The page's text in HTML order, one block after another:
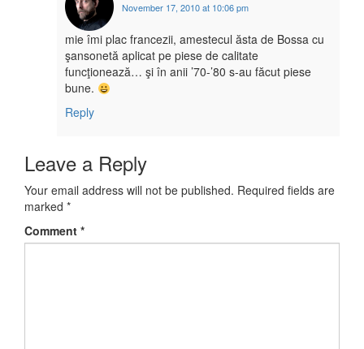
November 17, 2010 at 10:06 pm
mie îmi plac francezii, amestecul ăsta de Bossa cu
şansonetă aplicat pe piese de calitate
funcţionează… şi în anii ’70-’80 s-au făcut piese
bune.
Reply
Leave a Reply
Your email address will not be published. Required fields are
marked *
Comment *